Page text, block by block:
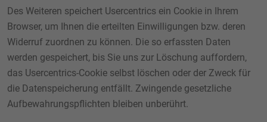
Des Weiteren speichert Usercentrics ein Cookie in Ihrem
Browser, um Ihnen die erteilten Einwilligungen bzw. deren
Widerruf zuordnen zu können. Die so erfassten Daten
werden gespeichert, bis Sie uns zur Löschung auffordern,
das Usercentrics-Cookie selbst löschen oder der Zweck für
die Datenspeicherung entfällt. Zwingende gesetzliche
Aufbewahrungspflichten bleiben unberührt.